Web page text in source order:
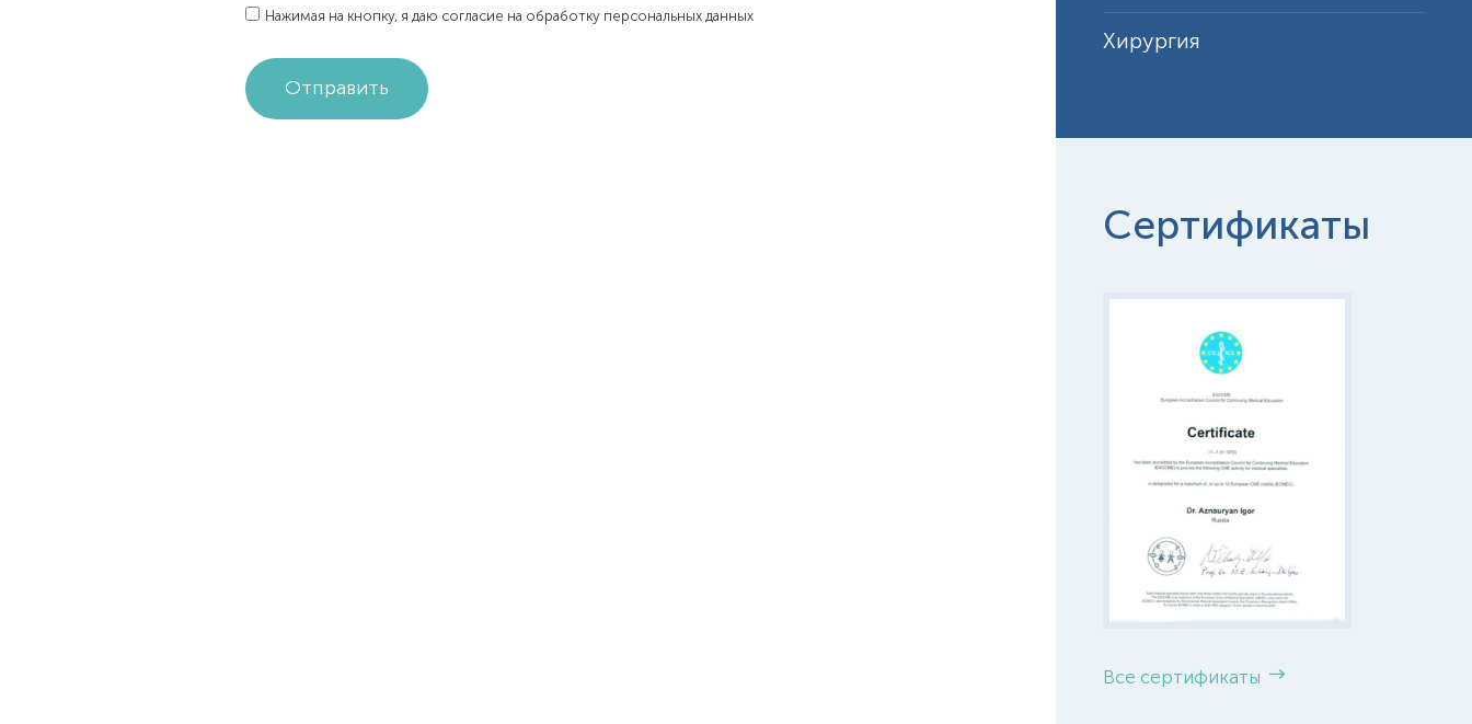
Нажимая на кнопку, я даю согласие на обработку персональных данных
Хирургия
Сертификаты
Все сертификаты